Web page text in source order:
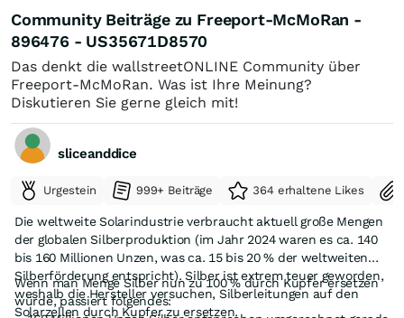
Community Beiträge zu Freeport-McMoRan -
896476 - US35671D8570
Das denkt die wallstreetONLINE Community über
Freeport-McMoRan. Was ist Ihre Meinung?
Diskutieren Sie gerne gleich mit!
sliceanddice
Urgestein 999+ Beiträge 364 erhaltene Likes
Die weltweite Solarindustrie verbraucht aktuell große Mengen
der globalen Silberproduktion (im Jahr 2024 waren es ca. 140
bis 160 Millionen Unzen, was ca. 15 bis 20 % der weltweiten
Silberförderung entspricht). Silber ist extrem teuer geworden,
weshalb die Hersteller versuchen, Silberleitungen auf den
Solarzellen durch Kupfer zu ersetzen.
Wenn man Menge Silber nun zu 100 % durch Kupfer ersetzen
würde, passiert folgendes: